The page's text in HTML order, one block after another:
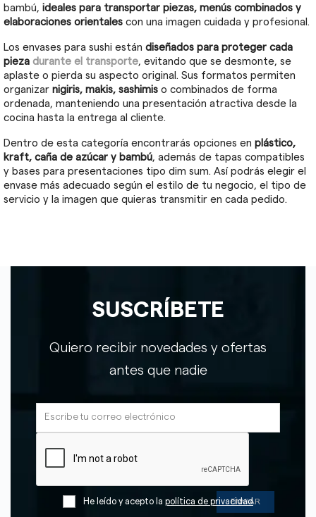
bambú, ideales para transportar piezas, menús combinados y
elaboraciones orientales con una imagen cuidada y profesional.
Los envases para sushi están diseñados para proteger cada
pieza durante el transporte, evitando que se desmonte, se
aplaste o pierda su aspecto original. Sus formatos permiten
organizar nigiris, makis, sashimis o combinados de forma
ordenada, manteniendo una presentación atractiva desde la
cocina hasta la entrega al cliente.
Dentro de esta categoría encontrarás opciones en plástico,
kraft, caña de azúcar y bambú, además de tapas compatibles
y bases para presentaciones tipo dim sum. Así podrás elegir el
envase más adecuado según el estilo de tu negocio, el tipo de
servicio y la imagen que quieras transmitir en cada pedido.
SUSCRÍBETE
Quiero recibir novedades y ofertas
antes que nadie
He leído y acepto la política de privacidad